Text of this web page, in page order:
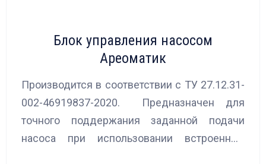
Блок управления насосом
Ареоматик
Производится в соответствии с ТУ 27.12.31-
002-46919837-2020. Предназначен для
точного поддержания заданной подачи
насоса при использовании встроенных